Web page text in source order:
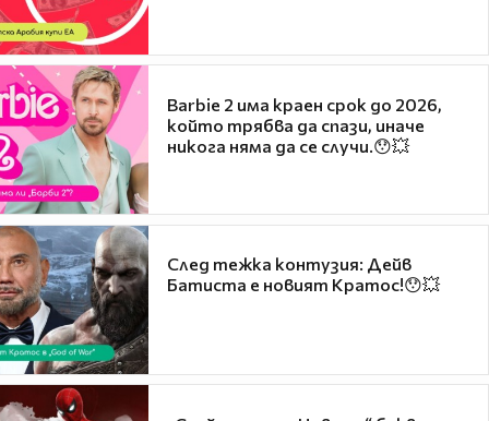
Barbie 2 има краен срок до 2026,
който трябва да спази, иначе
никога няма да се случи.😯💥
След тежка контузия: Дейв
Батиста е новият Кратос!😯💥